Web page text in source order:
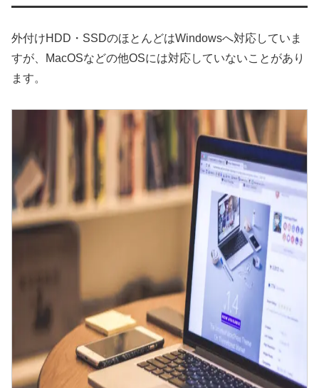
外付けHDD・SSDのほとんどはWindowsへ対応していま
すが、MacOSなどの他OSには対応していないことがあり
ます。